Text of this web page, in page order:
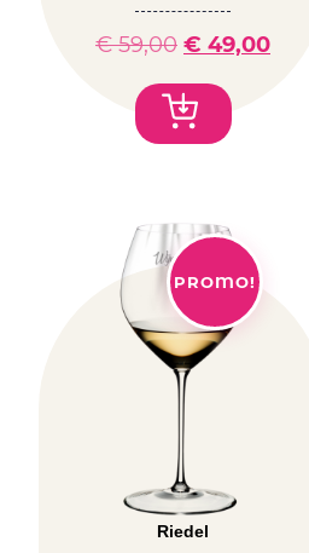
€59,00 € 49,00
PROMO!
Riedel